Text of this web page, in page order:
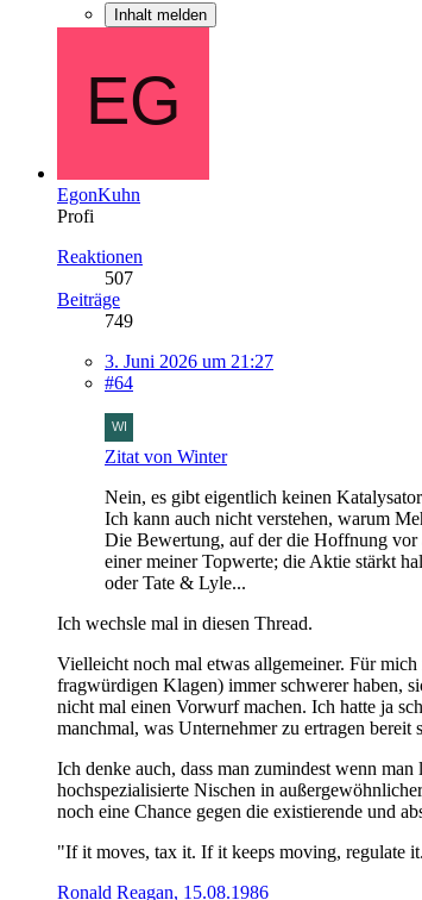
Inhalt melden
EgonKuhn
Profi
Reaktionen
507
Beiträge
749
3. Juni 2026 um 21:27
#64
Zitat von Winter
Nein, es gibt eigentlich keinen
Ich kann auch nicht verstehen, warum
Die Bewertung, auf der die Hoffnung vor
einer meiner Topwerte; die Aktie stärkt
oder Tate & Lyle...
Ich wechsle mal in diesen Thread.
Vielleicht noch mal etwas allgemeiner. Für
fragwürdigen Klagen) immer schwerer haben,
nicht mal einen Vorwurf machen. Ich hatte ja
manchmal, was Unternehmer zu ertragen bereit
Ich denke auch, dass man zumindest wenn
hochspezialisierte Nischen in
noch eine Chance gegen die existierende und
"If it moves, tax it. If it keeps moving, regulate
Ronald Reagan, 15.08.1986